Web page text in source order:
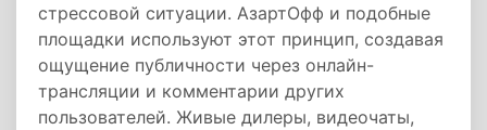
стрессовой ситуации. АзартОфф и подобные
площадки используют этот принцип, создавая
ощущение публичности через онлайн-
трансляции и комментарии других
пользователей. Живые дилеры, видеочаты,